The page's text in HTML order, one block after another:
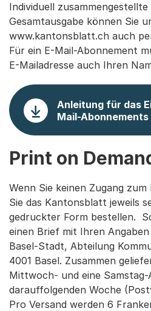
Individuell
Gesamtausgabe können Sie
www.kantonsblatt.ch auch
Für ein E-Mail-Abonnement
E-Mailadresse auch Ihren
Anleitung für das
Mail-
Print on
Wenn Sie keinen Zugang
Sie das Kantonsblatt jeweils
gedruckter Form bestellen.
einen Brief mit Ihren
Basel-Stadt, Abteilung
4001 Basel. Zusammen
Mittwoch- und eine Samstag-
darauffolgenden Woche
Pro Versand werden 6